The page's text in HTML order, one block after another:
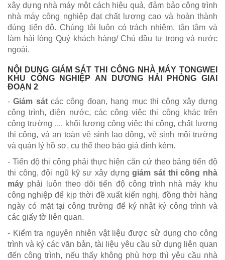
xây dựng nhà máy một cách hiệu quả, đảm bảo công trình
nhà máy công nghiệp đạt chất lượng cao và hoàn thành
đúng tiến độ. Chúng tôi luôn có trách nhiệm, tận tâm và
làm hài lòng Quý khách hàng/ Chủ đầu tư trong và nước
ngoài.
NỘI DUNG GIÁM SÁT THI CÔNG NHÀ MÁY TONGWEI
KHU CÔNG NGHIỆP AN DƯƠNG HẢI PHÒNG GIAI
ĐOẠN 2
-Giám sátcác công đoạn, hạng mục thi công xây dựng
công trình, điện nước, các công việc thi công khác trên
công trường ..., khối lượng công việc thi công, chất lượng
thi công, và an toàn vệ sinh lao động, vệ sinh môi trường
và quản lý hồ sơ, cụ thể theo báo giá đính kèm.
- Tiến độ thi công phải thực hiện căn cứ theo bảng tiến độ
thi công, đội ngũ kỹ sư xây dựnggiám sát thi công nhà
máy phải luôn theo dõi tiến độ công trình nhà máy khu
công nghiệp để kịp thời đề xuất kiến nghị, đồng thời hàng
ngày có mặt tại công trường để ký nhật ký công trình và
các giấy tờ liên quan.
- Kiểm tra nguyên nhiên vật liệu được sử dụng cho công
trình và ký các văn bản, tài liệu yêu cầu sử dụng liên quan
đến công trình, nếu thấy không phù hợp thì yêu cầu nhà